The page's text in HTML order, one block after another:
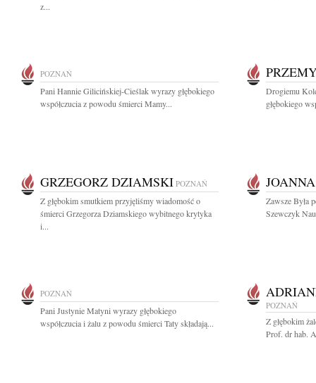
z...
POZNAŃ
Pani Hannie Gilicińskiej-Cieślak wyrazy głębokiego
współczucia z powodu śmierci Mamy...
Drogiemu
głębokiego
GRZEGORZ DZIAMSKI POZNAŃ
Z głębokim smutkiem przyjęliśmy wiadomość o
śmierci Grzegorza Dziamskiego wybitnego krytyka
i...
Zawsze Była
Szewczyk
POZNAŃ
Pani Justynie Matyni wyrazy głębokiego
współczucia i żalu z powodu śmierci Taty składają...
POZNAŃ
Z głębokim
Prof. dr hab.